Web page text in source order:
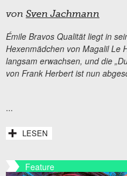
von Sven Jachmann
Émile Bravos Qualität liegt in
Hexenmädchen von Magalil Le
langsam erwachsen, und die
von Frank Herbert ist nun
...
LESEN
Feature